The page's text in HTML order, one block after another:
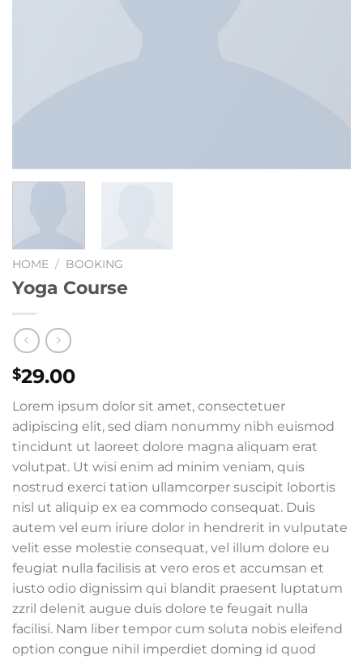
HOME / BOOKING
Yoga Course
$29.00
Lorem ipsum dolor sit amet, consectetuer
adipiscing elit, sed diam nonummy nibh euismod
tincidunt ut laoreet dolore magna aliquam erat
volutpat. Ut wisi enim ad minim veniam, quis
nostrud exerci tation ullamcorper suscipit lobortis
nisl ut aliquip ex ea commodo consequat. Duis
autem vel eum iriure dolor in hendrerit in vulputate
velit esse molestie consequat, vel illum dolore eu
feugiat nulla facilisis at vero eros et accumsan et
iusto odio dignissim qui blandit praesent luptatum
zzril delenit augue duis dolore te feugait nulla
facilisi. Nam liber tempor cum soluta nobis eleifend
option congue nihil imperdiet doming id quod